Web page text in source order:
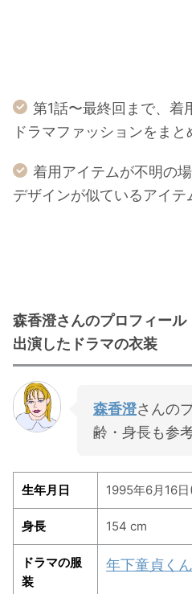
第1話〜最終回まで、着
ドラマファッションをま
着用アイテムが不明の
デザインが似ているアイテ
森香澄さんのプロフィール
出演したドラマの衣装
森香澄さんの
齢・身長も参
生年月日 1995年6月16
身長 154 cm
ドラマの服
装
年下童貞く